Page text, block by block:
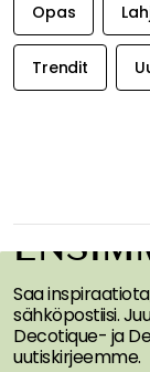
Opas
Trendit
Saa
sähköpostiisi.
Decotique- ja
uutiskirjeemme.